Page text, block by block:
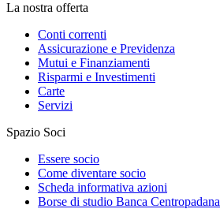
La nostra offerta
Conti correnti
Assicurazione e Previdenza
Mutui e Finanziamenti
Risparmi e Investimenti
Carte
Servizi
Spazio Soci
Essere socio
Come diventare socio
Scheda informativa azioni
Borse di studio Banca Centropadana